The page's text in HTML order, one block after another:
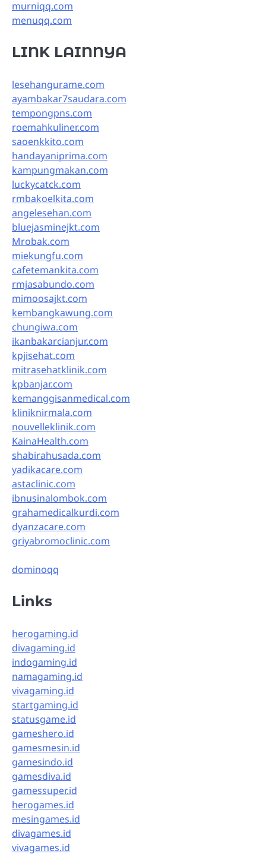
murniqq.com
menuqq.com
LINK LAINNYA
lesehangurame.com
ayambakar7saudara.com
tempongpns.com
roemahkuliner.com
saoenkkito.com
handayaniprima.com
kampungmakan.com
luckycatck.com
rmbakoelkita.com
angelesehan.com
bluejasminejkt.com
Mrobak.com
miekungfu.com
cafetemankita.com
rmjasabundo.com
mimoosajkt.com
kembangkawung.com
chungiwa.com
ikanbakarcianjur.com
kpjisehat.com
mitrasehatklinik.com
kpbanjar.com
kemanggisanmedical.com
kliniknirmala.com
nouvelleklinik.com
KainaHealth.com
shabirahusada.com
yadikacare.com
astaclinic.com
ibnusinalombok.com
grahamedicalkurdi.com
dyanzacare.com
griyabromoclinic.com
dominoqq
Links
herogaming.id
divagaming.id
indogaming.id
namagaming.id
vivagaming.id
startgaming.id
statusgame.id
gameshero.id
gamesmesin.id
gamesindo.id
gamesdiva.id
gamessuper.id
herogames.id
mesingames.id
divagames.id
vivagames.id